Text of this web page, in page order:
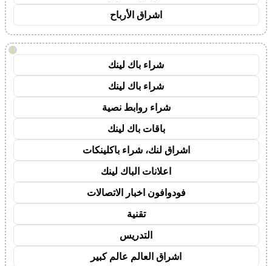
اشراق الأرباح
!
شراء باك لينك
شراء باك لينك
شراء روابط نصية
باقات باك لينك
اشراق لنك، شراء باكلينكات
اعلانات الباك لينك
فودوافون اخبار الاتصالات
تقنية
التدريس
اشراق العالم عالم كبير